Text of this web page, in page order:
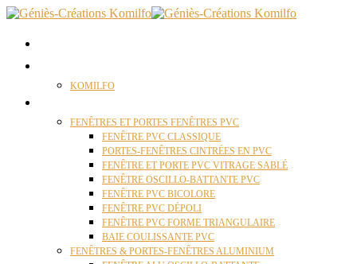
KOMILFO
FENÊTRES ET PORTES FENÊTRES PVC
FENÊTRE PVC CLASSIQUE
PORTES-FENÊTRES CINTRÉES EN PVC
FENÊTRE ET PORTE PVC VITRAGE SABLÉ
FENÊTRE OSCILLO-BATTANTE PVC
FENÊTRE PVC BICOLORE
FENÊTRE PVC DÉPOLI
FENÊTRE PVC FORME TRIANGULAIRE
BAIE COULISSANTE PVC
FENÊTRES & PORTES-FENÊTRES ALUMINIUM